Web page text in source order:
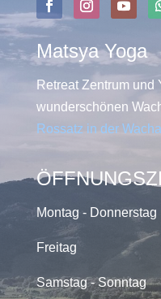
Matsya Yoga
Retreat Zentrum und
wunderschönen
Rossatz in der
Montag -
Freitag
Samstag -